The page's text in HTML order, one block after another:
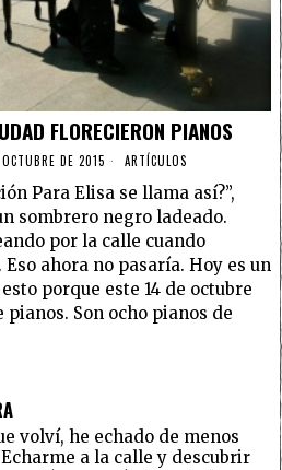
FLORECIERON PIANOS
DE 2015 ARTÍCULOS
Para Elisa se llama así?”,
sombrero negro ladeado.
por la calle cuando
ahora no pasaría. Hoy es un
porque este 14 de octubre
Son ocho pianos de
volví, he echado de menos
a la calle y descubrir